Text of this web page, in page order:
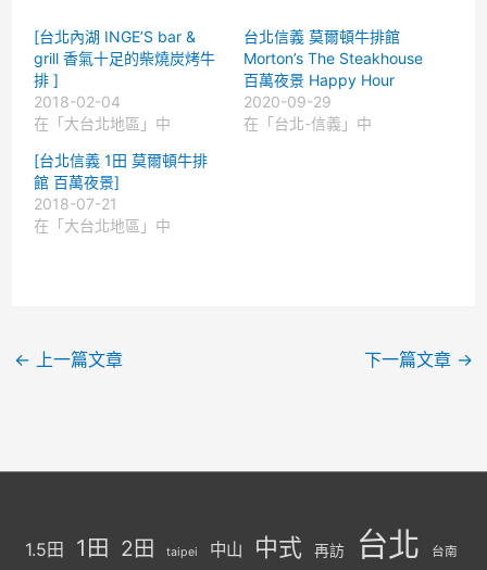
[台北內湖 INGE’S bar &
grill 香氣十足的柴燒炭烤牛
排 ]
2018-02-04
在「大台北地區」中
台北信義 莫爾頓牛排館
Morton’s The Steakhouse
百萬夜景 Happy Hour
2020-09-29
在「台北-信義」中
[台北信義 1田 莫爾頓牛排
館 百萬夜景]
2018-07-21
在「大台北地區」中
← 上一篇文章 下一篇文章 →
1.5田 1田 2田 taipei 中山 中式 再訪 台北 台南